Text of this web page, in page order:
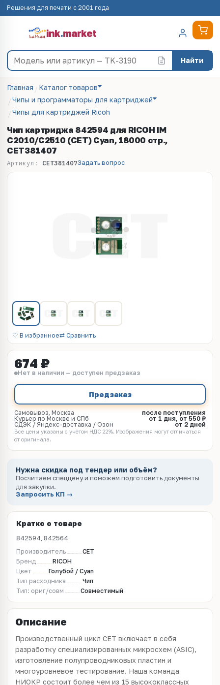
Решения для печати с 2001 года
ink.market
Найти
Главная
Каталог товаров
Чипы и программаторы для картриджей
Чипы для картриджей Ricoh
Чип картриджа 842594 для RICOH IM
C2010/C2510 (CET) Cyan, 18000 стр.,
CET381407
Артикул: CET381407Задать вопрос
♡ В избранное⇄ Сравнить
674 ₽
Нет в наличии — доступен предзаказ
Предзаказ
Самовывоз, Москва
после поступления
Курьер по Москве и СПб
от 1 дня, от 550 ₽
СДЭК / Яндекс-доставка / Озон
от 2 дней
Все цены указаны с учётом НДС 22%. Изображения могут отличаться
от оригинала.
Нужна скидка под тендер или объём?
Посчитаем спеццену и поможем подготовить документы
для закупки.
Запросить КП →
Кратко о товаре
842594, 842564
Производитель
CET
Бренд
RICOH
Цвет
Голубой / Cyan
Тип расходника
Чип
Тип: ориг/совм
Совместимый
Описание
Производственный цикл CET включает в себя
разработку специализированных микросхем (ASIC),
изготовление полупроводниковых пластин и
многоуровневое тестирование. Наша команда
НИОКР состоит более чем из 15 высококлассных